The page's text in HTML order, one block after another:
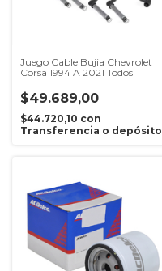
Juego Cable Bujia Chevrolet
Corsa 1994 A 2021 Todos
$49.689,00
$44.720,10 con
Transferencia o depósito